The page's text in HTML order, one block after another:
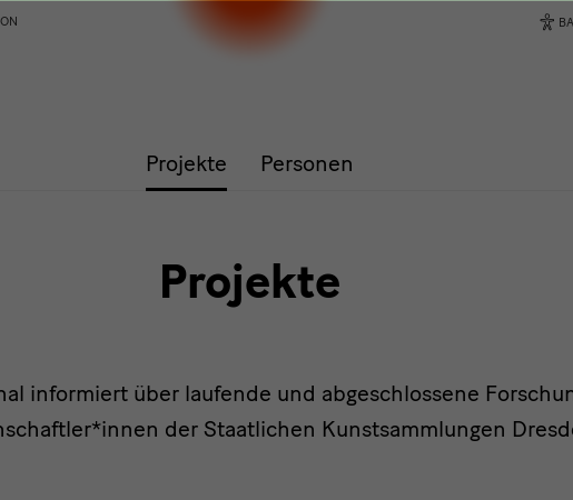
Projekte Personen
Projekte
informiert über laufende und abgeschlossene
der Staatlichen Kunstsammlungen